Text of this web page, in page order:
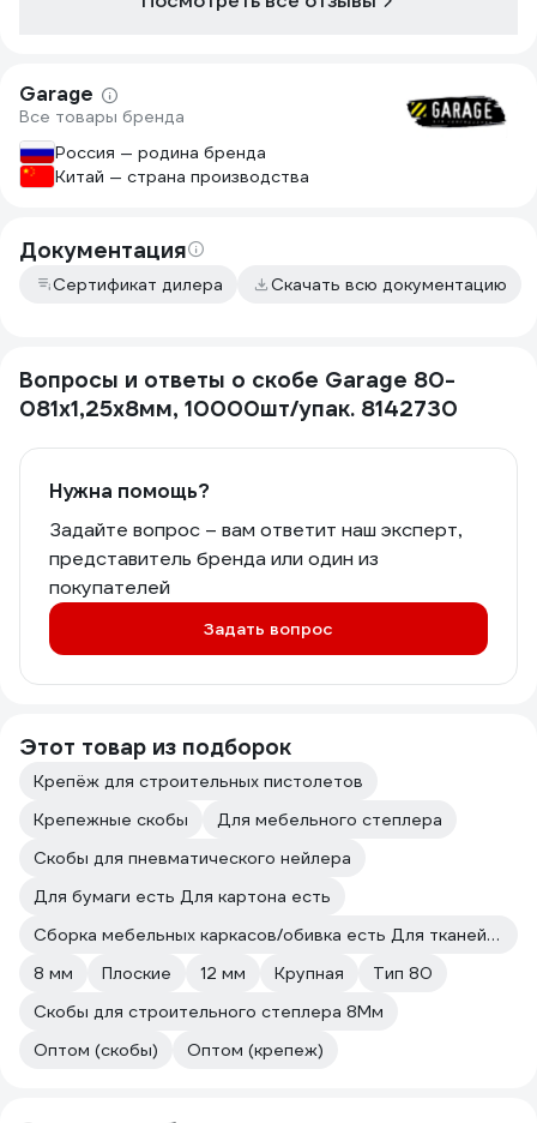
Garage
Все товары бренда
Россия — родина бренда
Китай — страна производства
Документация
Сертификат дилера Скачать всю документацию
Вопросы и ответы о скобе Garage 80-
081х1,25х8мм, 10000шт/упак. 8142730
Нужна помощь?
Задайте вопрос – вам ответит наш эксперт,
представитель бренда или один из
покупателей
Задать вопрос
Этот товар из подборок
Крепёж для строительных пистолетов
Крепежные скобы
Для мебельного степлера
Скобы для пневматического нейлера
Для бумаги есть Для картона есть
Сборка мебельных каркасов/обивка есть Для тканей есть
8 мм
Плоские 12 мм Крупная
Тип 80
Скобы для строительного степлера 8Мм
Оптом (скобы)
Оптом (крепеж)